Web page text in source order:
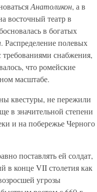
Анатоликон, а в
восточный театр в
в богатых
. Распределение полевых
снабжения,
что ромейские
масштабе.
квестуры, не пережили
в значительной степени
и на побережье Черного
поставлять ей солдат,
в конце VII столетия как
угрозы